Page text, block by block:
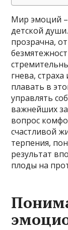
Мир эмоций –
детской
прозрачна,
гнева,
плавать в
управлять
важнейших
вопрос
счастливой
терпения,
результат
плоды на